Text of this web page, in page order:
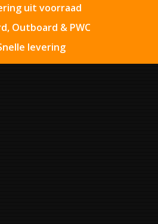
uit voorraad
Outboard & PWC
levering